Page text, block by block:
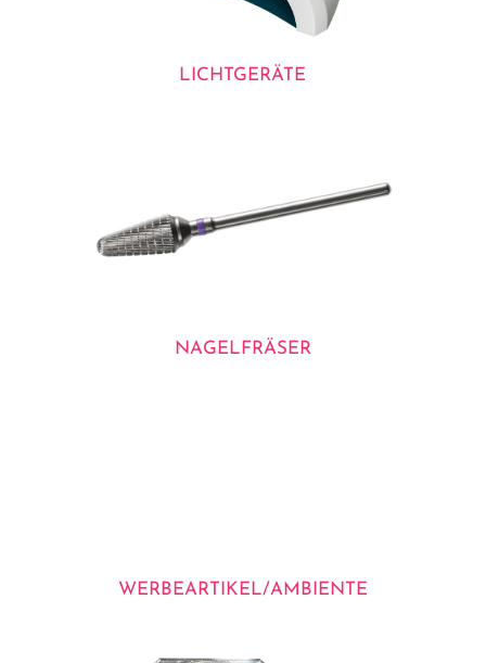
LICHTGERÄTE
NAGELFRÄSER
WERBEARTIKEL/AMBIENTE